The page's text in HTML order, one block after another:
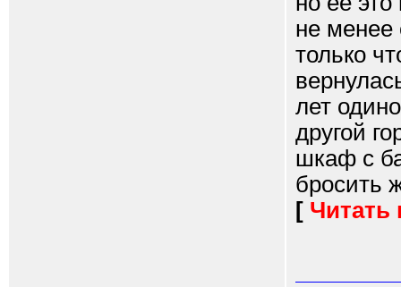
не менее
только
лет
другой
шкаф с
бросить
[ Читать